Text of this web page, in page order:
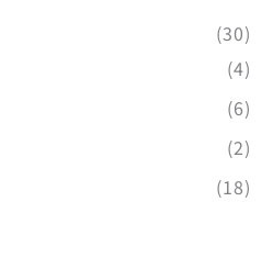
(30)
(4)
(6)
(2)
(18)